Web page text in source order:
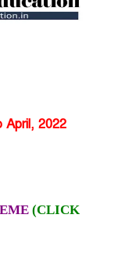
2022
(CLICK